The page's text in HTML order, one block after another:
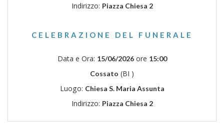
Indirizzo: Piazza Chiesa 2
CELEBRAZIONE DEL FUNERALE
Data e Ora: 15/06/2026ore 15:00
Cossato (BI )
Luogo: Chiesa S. Maria Assunta
Indirizzo: Piazza Chiesa 2